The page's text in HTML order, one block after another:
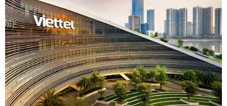
Doanh nghiệp phim, rạp chiếu mong tái